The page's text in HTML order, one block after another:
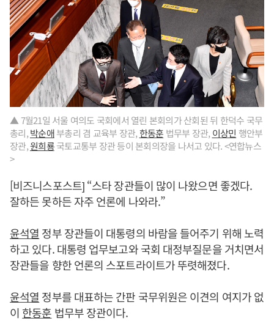
▲ 7월21일 서울 여의도 국회에서 열린 본회의가 산회된 뒤 한덕수 국무
총리,박순애부총리 겸 교육부 장관,한동훈 법무부 장관, 이상민 행안부
장관,원희룡국토교통부 장관 등이 본회의장을 나서고 있다. <연합뉴스
>
[비즈니스포스트] “스타 장관들이 많이 나왔으면 좋겠다.
잘하든 못하든 자주 언론에 나와라.”
윤석열 정부 장관들이 대통령의 바람을 들어주기 위해 노력
하고 있다. 대통령 업무보고와 국회 대정부질문을 거치면서
장관들을 향한 언론의 스포트라이트가 뚜렷해졌다.
윤석열 정부를 대표하는 간판 국무위원은 이견의 여지가 없
이 한동훈 법무부 장관이다.